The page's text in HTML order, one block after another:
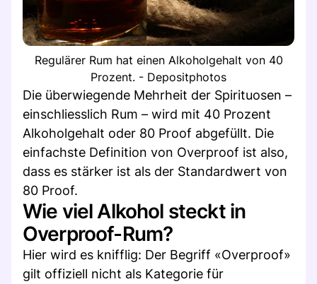
Regulärer Rum hat einen Alkoholgehalt von 40
Prozent. - Depositphotos
Die überwiegende Mehrheit der Spirituosen –
einschliesslich Rum – wird mit 40 Prozent
Alkoholgehalt oder 80 Proof abgefüllt. Die
einfachste Definition von Overproof ist also,
dass es stärker ist als der Standardwert von
80 Proof.
Wie viel Alkohol steckt in
Overproof-Rum?
Hier wird es knifflig: Der Begriff «Overproof»
gilt offiziell nicht als Kategorie für